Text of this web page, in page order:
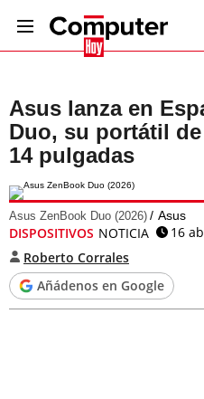
Asus lanza en
Duo, su portátil
14 pulgadas
Asus ZenBook Duo (2026) Asus
DISPOSITIVOS NOTICIA
16
Roberto Corrales
Añádenos en Google